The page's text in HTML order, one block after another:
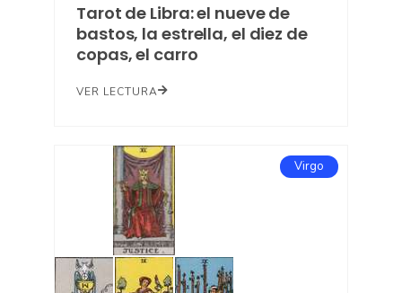
Tarot de Libra: el nueve de
bastos, la estrella, el diez de
copas, el carro
VER LECTURA
Virgo